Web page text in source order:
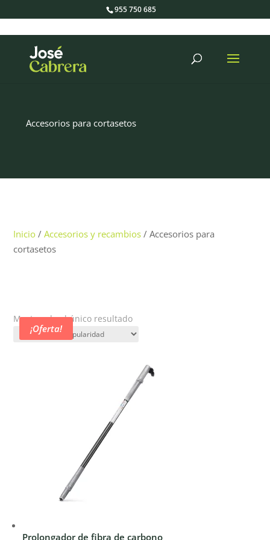
955 750 685
Accesorios para cortasetos
Inicio /Accesorios y recambios / Accesorios para
cortasetos
Mostrando el único resultado
¡Oferta!
Prolongador de fibra de carbono